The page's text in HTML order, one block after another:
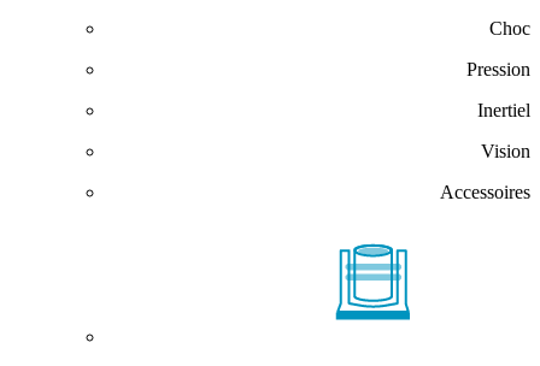
Choc
Pression
Inertiel
Vision
Accessoires